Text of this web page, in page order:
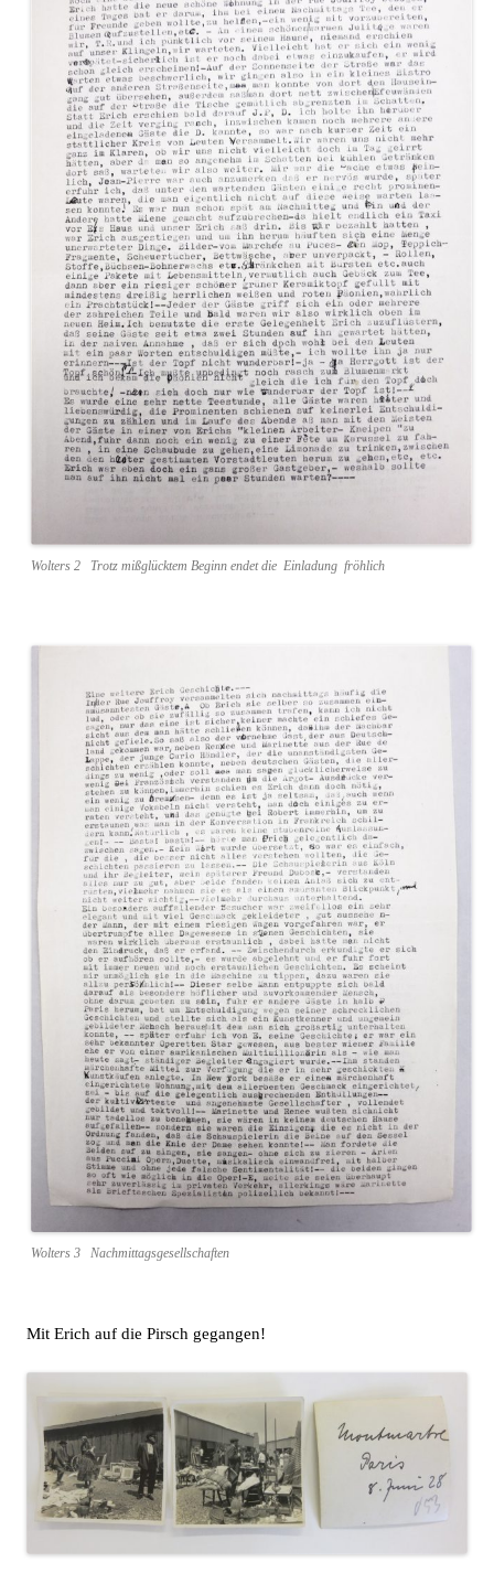
Wolters 2 Trotz mißglücktem Beginn endet die Einladung fröhlich
Wolters 3 Nachmittagsgesellschaften
Mit Erich auf die Pirsch gegangen!